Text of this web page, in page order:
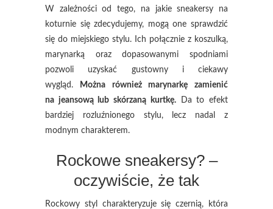
W zależności od tego, na jakie sneakersy na
koturnie się zdecydujemy, mogą one sprawdzić
się do miejskiego stylu. Ich połącznie z koszulką,
marynarką oraz dopasowanymi spodniami
pozwoli uzyskać gustowny i ciekawy
wygląd. Można również marynarkę zamienić
na jeansową lub skórzaną kurtkę.Da to efekt
bardziej rozluźnionego stylu, lecz nadal z
modnym charakterem.
Rockowe sneakersy? –
oczywiście, że tak
Rockowy styl charakteryzuje się czernią, która